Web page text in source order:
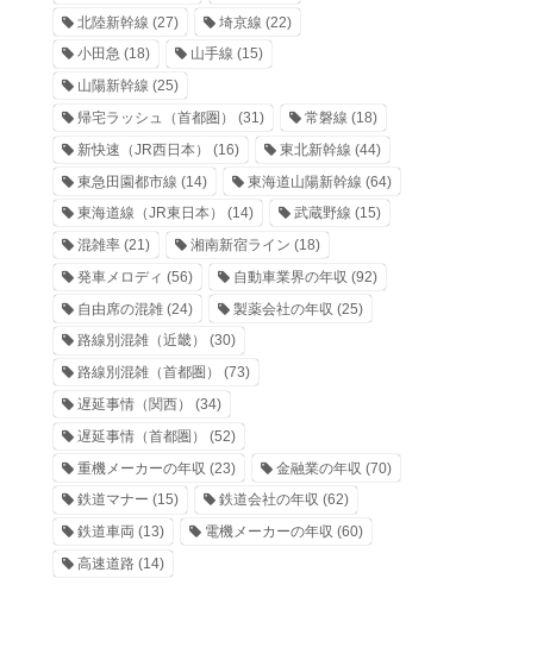
北陸新幹線 (27) 埼京線 (22)
小田急 (18) 山手線 (15)
山陽新幹線 (25)
帰宅ラッシュ（首都圏）
(31) 常磐線 (18)
新快速（JR西日本）
(16) 東北新幹線 (44)
東急田園都市線 (14) 東海道山陽新幹線 (64)
東海道線（JR東日本）
(14) 武蔵野線 (15)
混雑率 (21) 湘南新宿ライン (18)
発車メロディ (56) 自動車業界の年収 (92)
自由席の混雑 (24) 製薬会社の年収 (25)
路線別混雑（近畿）
(30)
路線別混雑（首都圏）
(73)
遅延事情（関西）
(34)
遅延事情（首都圏）
(52)
重機メーカーの年収 (23) 金融業の年収 (70)
鉄道マナー (15) 鉄道会社の年収 (62)
鉄道車両 (13) 電機メーカーの年収 (60)
高速道路 (14)